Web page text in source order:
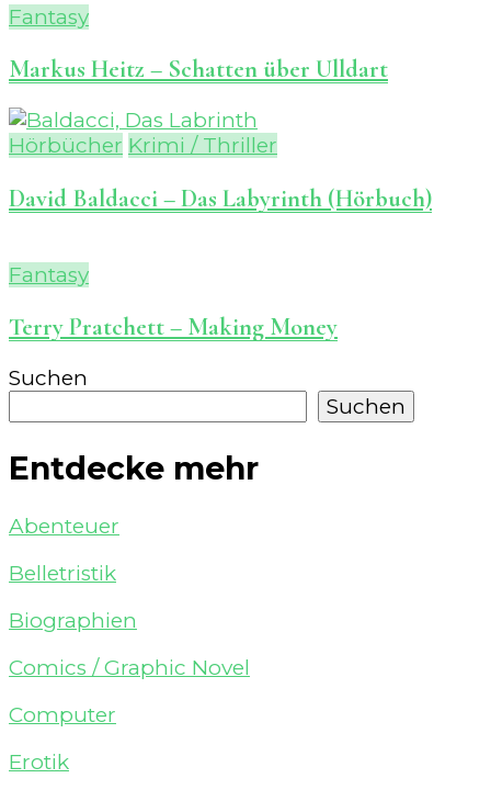
Fantasy
Markus Heitz – Schatten über Ulldart
Hörbücher Krimi / Thriller
David Baldacci – Das Labyrinth (Hörbuch)
Fantasy
Terry Pratchett – Making Money
Suchen
Suchen
Entdecke mehr
Abenteuer
Belletristik
Biographien
Comics / Graphic Novel
Computer
Erotik